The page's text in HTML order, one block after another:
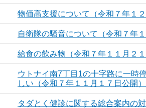
物価高支援について（令和７年１２
自衛隊の騒音について（令和７年１
給食の飲み物（令和７年１１月２１
ウトナイ南7丁目1の十字路に一時
しい（令和７年１１月１７日公開）
タダとく健診に関する総合案内の